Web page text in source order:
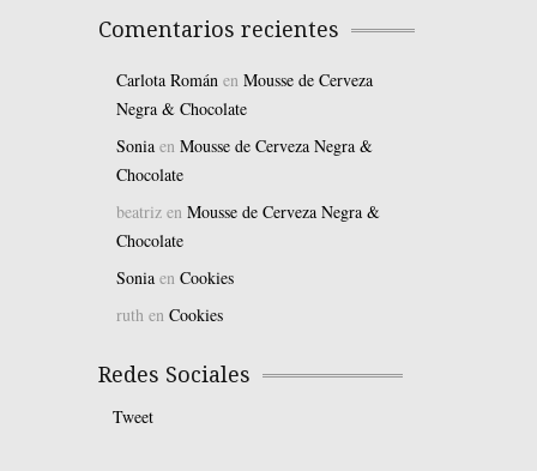
Comentarios recientes
Carlota Román en Mousse de Cerveza
Negra & Chocolate
Soniaen Mousse de Cerveza Negra &
Chocolate
beatrizen Mousse de Cerveza Negra &
Chocolate
Soniaen Cookies
ruth en Cookies
Redes Sociales
Tweet